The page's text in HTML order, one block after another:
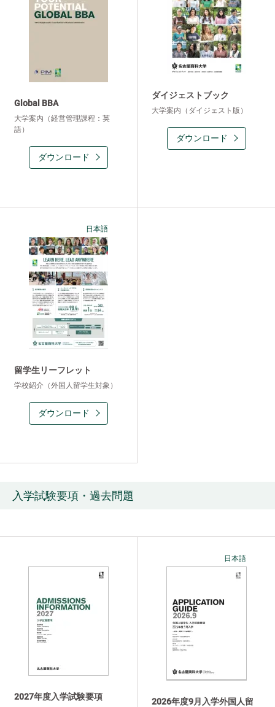
Global BBA
大学案内（経営管理課程：英
語）
ダウンロード
ダイジェストブック
大学案内（ダイジェスト版）
ダウンロード
日本語
留学生リーフレット
学校紹介（外国人留学生対象）
ダウンロード
入学試験要項・過去問題
2027年度入学試験要項
日本語
2026年度9月入学外国人留